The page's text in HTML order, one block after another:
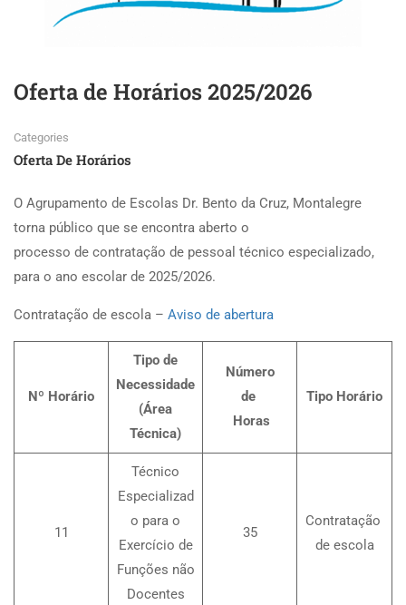
Oferta de Horários 2025/2026
Categories
Oferta De Horários
O Agrupamento de Escolas Dr. Bento da Cruz, Montalegre
torna público que se encontra aberto o
processo de contratação de pessoal técnico especializado,
para o ano escolar de 2025/2026.
Contratação de escola – Aviso de abertura
Nº Horário
Tipo de
Necessidade
(Área
Técnica)
Número
de
Horas
Tipo Horário
11
Técnico
Especializad
o para o
Exercício de
Funções não
Docentes
35
Contratação
de escola